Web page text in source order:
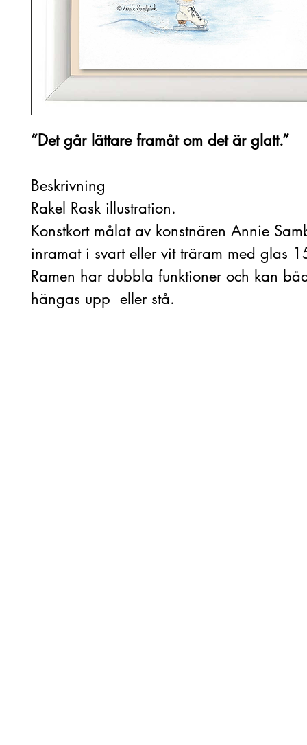
”Det går lättare framåt om det är glatt.”
Beskrivning
Rakel Rask illustration.
Konstkort målat av konstnären Annie
inramat i svart eller vit träram med glas
Ramen har dubbla funktioner och kan
hängas upp eller stå.